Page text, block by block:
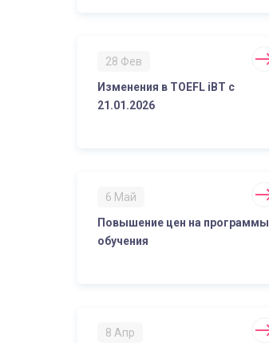
28 Фев
Изменения в TOEFL iBT с
21.01.2026
6 Май
Повышение цен на программы
обучения
8 Апр